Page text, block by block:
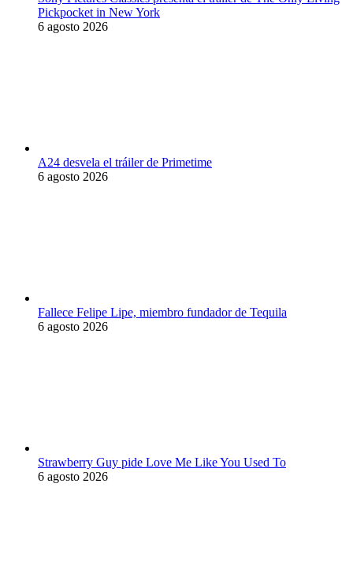
Pickpocket in New York
6 agosto 2026
A24 desvela el tráiler de Primetime
6 agosto 2026
Fallece Felipe Lipe, miembro fundador de Tequila
6 agosto 2026
Strawberry Guy pide Love Me Like You Used To
6 agosto 2026